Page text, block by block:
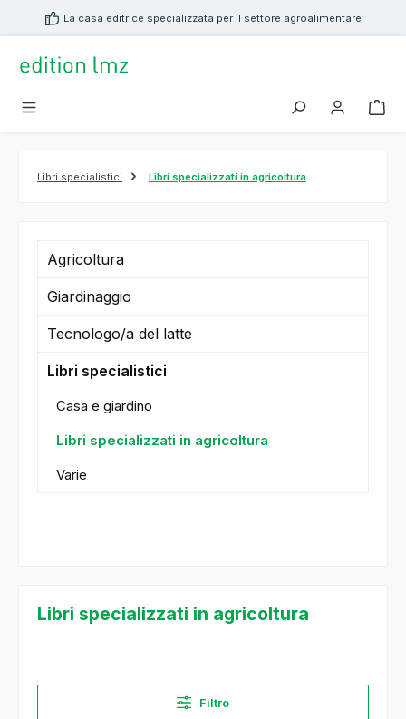
principaleLa casa editrice specializzata per il settore agroalimentare
Libri specialistici Libri specializzati in agricoltura
Agricoltura
Giardinaggio
Tecnologo/a del latte
Libri specialistici
Casa e giardino
Libri specializzati in agricoltura
Varie
Libri specializzati in agricoltura
Filtro